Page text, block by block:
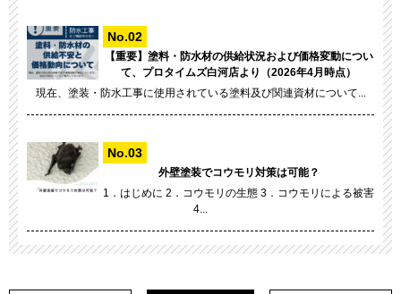
【重要】塗料・防水材の供給状況および価格変動につい
て、プロタイムズ白河店より（2026年4月時点）
現在、塗装・防水工事に使用されている塗料及び関連資材について...
外壁塗装でコウモリ対策は可能？
1．はじめに 2．コウモリの生態 3．コウモリによる被害
4...